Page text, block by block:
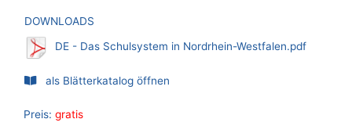
DOWNLOADS
DE - Das Schulsystem in Nordrhein-Westfalen.pdf
als Blätterkatalog öffnen
Preis: gratis